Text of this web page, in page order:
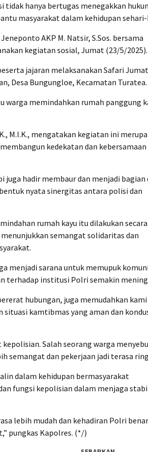
tidak hanya bertugas menegakkan
masyarakat dalam kehidupan
AKP M. Natsir, S.Sos. bersama
kegiatan sosial, Jumat (23/5/2025).
jajaran melaksanakan Safari
Desa Bungungloe, Kecamatan Turatea.
memindahkan rumah panggung
M.I.K., mengatakan kegiatan ini
kedekatan dan kebersamaan
hadir membaur dan menjadi bagian
nyata sinergitas antara polisi dan
rumah kayu itu dilakukan secara
semangat solidaritas dan
menjadi sarana untuk memupuk
terhadap institusi Polri semakin
hubungan, juga memudahkan kami
kamtibmas yang aman dan
Salah seorang warga
semangat dan pekerjaan jadi terasa
dalam kehidupan bermasyarakat
fungsi kepolisian dalam menjaga
lebih mudah dan kehadiran Polri
pungkas Kapolres. (*/)